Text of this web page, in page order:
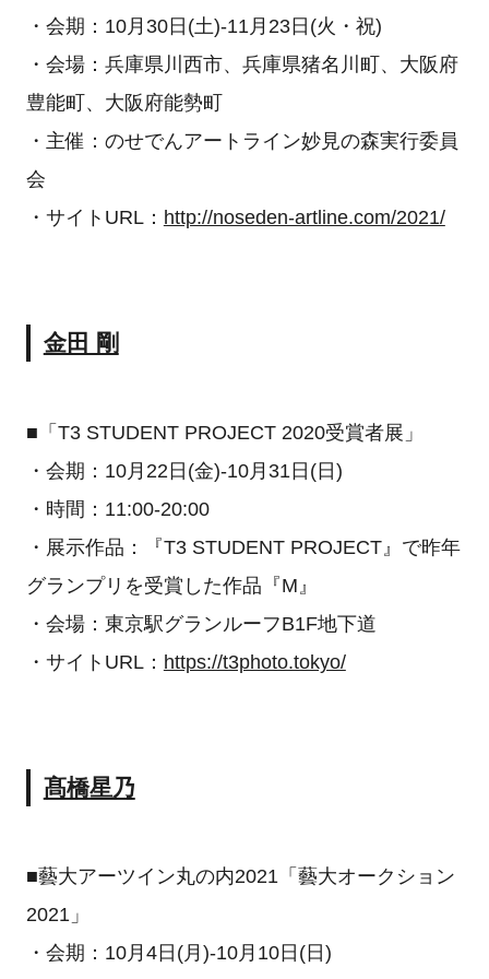
・会期：10月30日(土)-11月23日(火・祝)
・会場：兵庫県川西市、兵庫県猪名川町、大阪府
豊能町、大阪府能勢町
・主催：のせでんアートライン妙見の森実行委員
会
・サイトURL： http://noseden-artline.com/2021/
金田 剛
■「T3 STUDENT PROJECT 2020受賞者展」
・会期：10月22日(金)-10月31日(日)
・時間：11:00-20:00
・展示作品：『T3 STUDENT PROJECT』で昨年
グランプリを受賞した作品『M』
・会場：東京駅グランルーフB1F地下道
・サイトURL： https://t3photo.tokyo/
髙橋星乃
■藝大アーツイン丸の内2021「藝大オークション
2021」
・会期：10月4日(月)-10月10日(日)